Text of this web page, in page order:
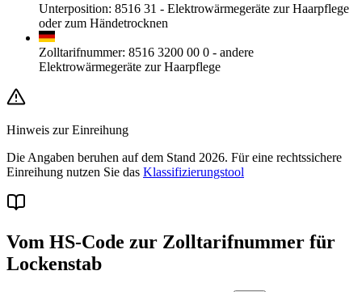
Unterposition: 8516 31 - Elektrowärmegeräte zur Haarpflege
oder zum Händetrocknen
Zolltarifnummer: 8516 3200 00 0 - andere
Elektrowärmegeräte zur Haarpflege
Hinweis zur Einreihung
Die Angaben beruhen auf dem Stand 2026. Für eine rechtssichere
Einreihung nutzen Sie das Klassifizierungstool
Vom HS-Code zur Zolltarifnummer für
Lockenstab